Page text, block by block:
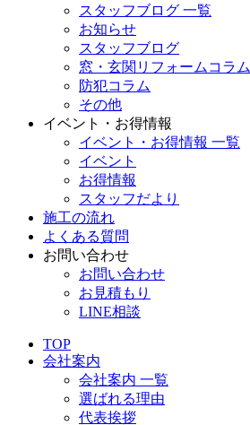
スタッフブログ 一覧
お知らせ
スタッフブログ
窓・玄関リフォームコラム
防犯コラム
その他
イベント・お得情報
イベント・お得情報 一覧
イベント
お得情報
スタッフだより
施工の流れ
よくある質問
お問い合わせ
お問い合わせ
お見積もり
LINE相談
TOP
会社案内
会社案内 一覧
選ばれる理由
代表挨拶